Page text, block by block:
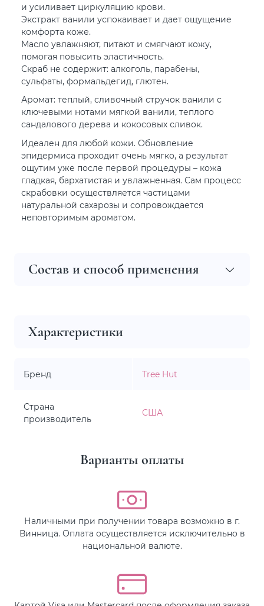
и усиливает циркуляцию крови.
Экстракт ванили успокаивает и дает ощущение
комфорта коже.
Масло увлажняют, питают и смягчают кожу,
помогая повысить эластичность.
Скраб не содержит: алкоголь, парабены,
сульфаты, формальдегид, глютен.
Аромат: теплый, сливочный стручок ванили с
ключевыми нотами мягкой ванили, теплого
сандалового дерева и кокосовых сливок.
Идеален для любой кожи. Обновление
эпидермиса проходит очень мягко, а результат
ощутим уже после первой процедуры – кожа
гладкая, бархатистая и увлажненная. Сам процесс
скрабовки осуществляется частицами
натуральной сахарозы и сопровождается
неповторимым ароматом.
Состав и способ применения
Характеристики
Бренд Tree Hut
Страна
производитель
США
Варианты оплаты
Наличными при получении товара возможно в г.
Винница. Оплата осуществляется исключительно в
национальной валюте.